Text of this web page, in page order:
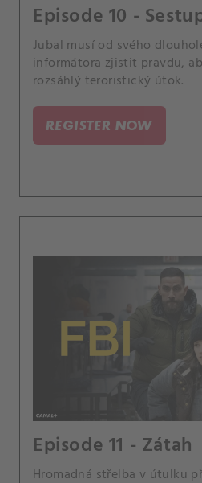
Episode 10 -
Jubal musí od svého
informátora zjistit pravdu,
rozsáhlý teroristický útok.
REGISTER NOW
Episode 11 - Zátah
Hromadná střelba v útulku